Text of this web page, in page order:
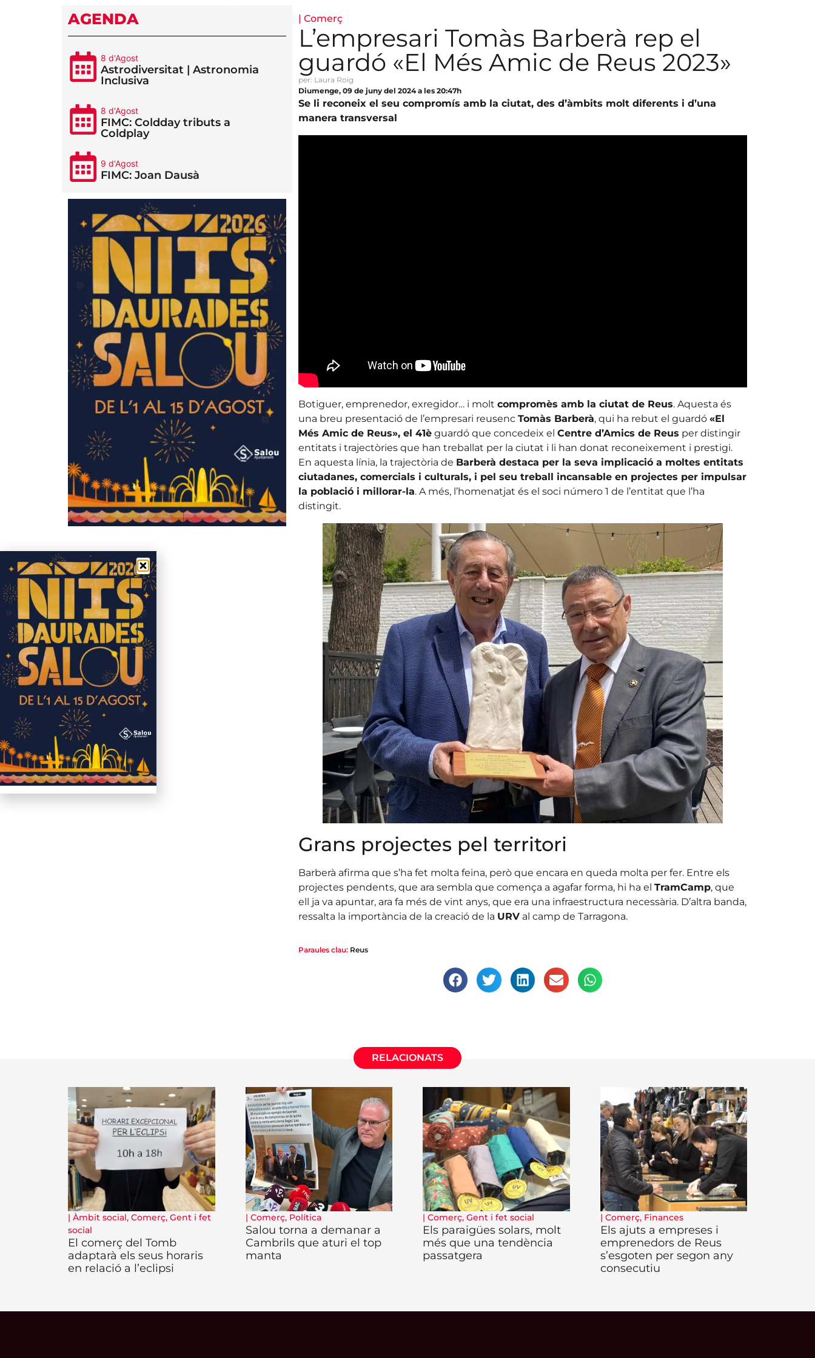
AGENDA
8 d'Agost
Astrodiversitat | Astronomia
Inclusiva
8 d'Agost
FIMC: Coldday tributs a
Coldplay
9 d'Agost
FIMC: Joan Dausà
| Comerç
L’empresari Tomàs Barberà rep el
guardó «El Més Amic de Reus 2023»
per: Laura Roig
Diumenge, 09 de juny del 2024 a les 20:47h
Se li reconeix el seu compromís amb la ciutat, des d’àmbits molt diferents i d’una
manera transversal
Botiguer, emprenedor, exregidor… i molt compromès amb la ciutat de Reus. Aquesta és
una breu presentació de l’empresari reusenc Tomàs Barberà, qui ha rebut el guardó «El
Més Amic de Reus», el 41èguardó que concedeix el Centre d’Amics de Reus per distingir
entitats i trajectòries que han treballat per la ciutat i li han donat reconeixement i prestigi.
En aquesta línia, la trajectòria de Barberà destaca per la seva implicació a moltes entitats
ciutadanes, comercials i culturals, i pel seu treball incansable en projectes per impulsar
la població i millorar-la. A més, l’homenatjat és el soci número 1 de l’entitat que l’ha
distingit.
Grans projectes pel territori
Barberà afirma que s’ha fet molta feina, però que encara en queda molta per fer. Entre els
projectes pendents, que ara sembla que comença a agafar forma, hi ha el TramCamp, que
ell ja va apuntar, ara fa més de vint anys, que era una infraestructura necessària. D’altra banda,
ressalta la importància de la creació de la URVal camp de Tarragona.
Paraules clau: Reus
RELACIONATS
| Àmbit social, Comerç, Gent i fet
social
El comerç del Tomb
adaptarà els seus horaris
en relació a l’eclipsi
| Comerç, Política
Salou torna a demanar a
Cambrils que aturi el top
manta
| Comerç, Gent i fet social
Els paraigües solars, molt
més que una tendència
passatgera
| Comerç, Finances
Els ajuts a empreses i
emprenedors de Reus
s’esgoten per segon any
consecutiu